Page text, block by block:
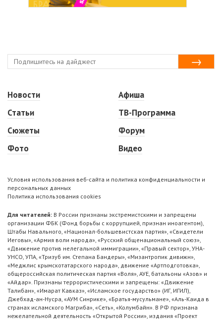
Новости
Статьи
Сюжеты
Фото
Афиша
ТВ-Программа
Форум
Видео
Условия использования веб-сайта и политика конфиденциальности и
персональных данных
Политика использования cookies
Для читателей: В России признаны экстремистскими и запрещены
организации ФБК (Фонд борьбы с коррупцией, признан иноагентом),
Штабы Навального, «Национал-большевистская партия», «Свидетели
Иеговы», «Армия воли народа», «Русский общенациональный союз»,
«Движение против нелегальной иммиграции», «Правый сектор», УНА-
УНСО, УПА, «Тризуб им. Степана Бандеры», «Мизантропик дивижн»,
«Меджлис крымскотатарского народа», движение «Артподготовка»,
общероссийская политическая партия «Воля», АУЕ, батальоны «Азов» и
«Айдар». Признаны террористическими и запрещены: «Движение
Талибан», «Имарат Кавказ», «Исламское государство» (ИГ, ИГИЛ),
Джебхад-ан-Нусра, «АУМ Синрике», «Братья-мусульмане», «Аль-Каида в
странах исламского Магриба», «Сеть», «Колумбайн». В РФ признана
нежелательной деятельность «Открытой России», издания «Проект